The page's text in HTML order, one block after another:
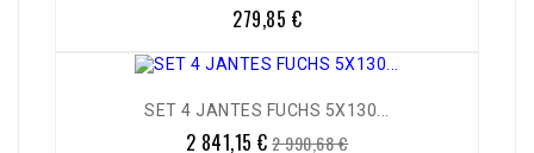
Prix
279,85 €
SET 4 JANTES FUCHS 5X130...
Prix
2 841,15 € Prix
2 990,68 €